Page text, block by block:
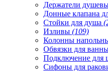
Держатели
Донные клапана
Стойки для душа
Изливы (109)
Колонны
Обвязки для
Подключение для
Сифоны для